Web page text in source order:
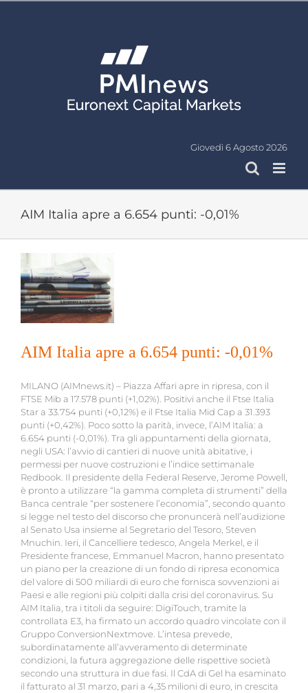
Giovedì 6 Agosto 2026
AIM Italia apre a 6.654 punti: -0,01%
immagine
AIM Italia apre a 6.654 punti: -0,01%
MILANO (AIMnews.it) – Piazza Affari apre in ripresa, con il
FTSE Mib a 17.578 punti (+1,02%). Positivi anche il Ftse Italia
Star a 33.754 punti (+0,12%) e il Ftse Italia Mid Cap a 31.393
punti (+0,42%). Poco sotto la parità, invece, l’AIM Italia: a
6.654 punti (-0,01%). Tra gli appuntamenti della giornata,
negli USA: l’avvio di cantieri di nuove unità abitative, i
permessi per nuove costruzioni e l’indice settimanale
Redbook. Il presidente della Federal Reserve, Jerome Powell,
è pronto a utilizzare “la gamma completa di strumenti” della
Banca centrale “per sostenere l’economia”, secondo quanto
si legge nel testo del discorso che pronuncerà nell’audizione
al Senato Usa insieme al Segretario del Tesoro, Steven
Mnuchin. Ieri, il Cancelliere tedesco, Angela Merkel, e il
Presidente francese, Emmanuel Macron, hanno presentato
un piano per la creazione di un fondo di ripresa economica
del valore di 500 miliardi di euro che fornisca sovvenzioni ai
Paesi e alle regioni più colpiti dalla crisi del coronavirus. Su
AIM Italia, tra i titoli da seguire: DigiTouch, tramite la
controllata E3, ha firmato un accordo quadro vincolate con il
Gruppo ConversionNextmove. L’intesa prevede,
subordinatamente all’avveramento di determinate
condizioni, la futura aggregazione delle rispettive società
secondo una struttura in due fasi. Il CdA di Gel ha esaminato
il fatturato al 31 marzo, pari a 4,35 milioni di euro, in crescita